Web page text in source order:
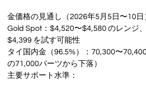
金価格の見通し（2026年5月5日〜10日
Gold Spot：$4,520〜$4,580 のレンジ
$4,399 を試す可能性
タイ国内金（96.5%）：70,300〜
の71,000バーツから下落）
主要サポート水準：